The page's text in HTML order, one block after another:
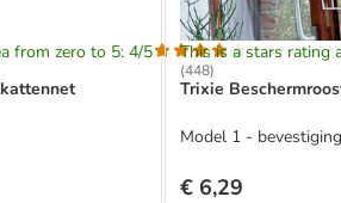
from zero to 5: 4/5 This is a stars rating
(448)
Trixie
Model 1 -
€ 6,29